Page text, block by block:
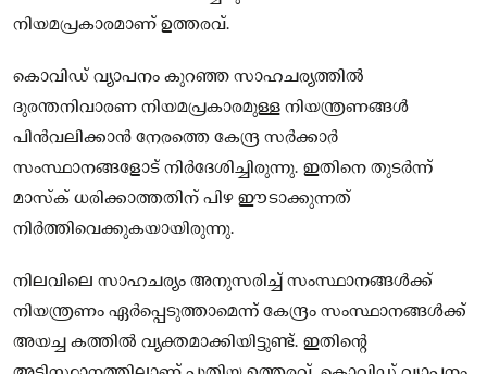
നിയമപ്രകാരമാണ് ഉത്തരവ്.
കൊവിഡ് വ്യാപനം കുറഞ്ഞ സാഹചര്യത്തില്‍
ദുരന്തനിവാരണ നിയമപ്രകാരമുള്ള നിയന്ത്രണങ്ങള്‍
പിന്‍വലിക്കാന്‍ നേരത്തെ കേന്ദ്ര സര്‍ക്കാര്‍
സംസ്ഥാനങ്ങളോട് നിര്‍ദേശിച്ചിരുന്നു. ഇതിനെ തുടര്‍ന്ന്
മാസ്‌ക് ധരിക്കാത്തതിന് പിഴ ഈടാക്കുന്നത്
നിര്‍ത്തിവെക്കുകയായിരുന്നു.
നിലവിലെ സാഹചര്യം അനുസരിച്ച് സംസ്ഥാനങ്ങള്‍ക്ക്
നിയന്ത്രണം ഏര്‍പ്പെടുത്താമെന്ന് കേന്ദ്രം സംസ്ഥാനങ്ങള്‍ക്ക്
അയച്ച കത്തില്‍ വ്യക്തമാക്കിയിട്ടുണ്ട്. ഇതിന്റെ